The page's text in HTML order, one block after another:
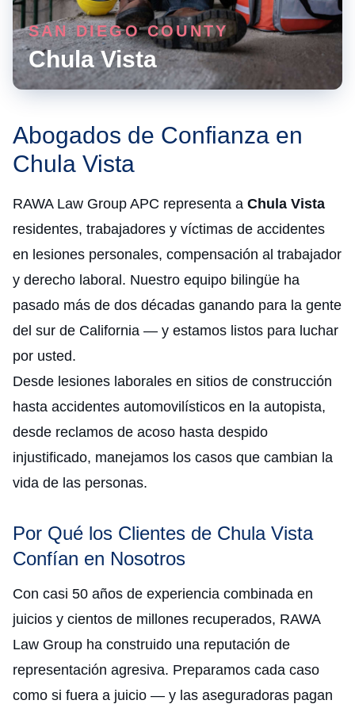
SAN DIEGO COUNTY
Chula Vista
Abogados de Confianza en
Chula Vista
RAWA Law Group APC representa a Chula Vista
residentes, trabajadores y víctimas de accidentes
en lesiones personales, compensación al trabajador
y derecho laboral. Nuestro equipo bilingüe ha
pasado más de dos décadas ganando para la gente
del sur de California — y estamos listos para luchar
por usted.
Desde lesiones laborales en sitios de construcción
hasta accidentes automovilísticos en la autopista,
desde reclamos de acoso hasta despido
injustificado, manejamos los casos que cambian la
vida de las personas.
Por Qué los Clientes de Chula Vista
Confían en Nosotros
Con casi 50 años de experiencia combinada en
juicios y cientos de millones recuperados, RAWA
Law Group ha construido una reputación de
representación agresiva. Preparamos cada caso
como si fuera a juicio — y las aseguradoras pagan